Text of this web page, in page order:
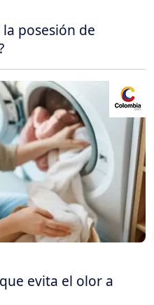
posesión de
evita el olor a